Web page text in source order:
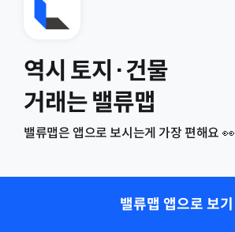
역시 토지·건물
거래는 밸류맵
밸류맵은 앱으로 보시는게 가장 편해요 👀
밸류맵 앱으로 보기